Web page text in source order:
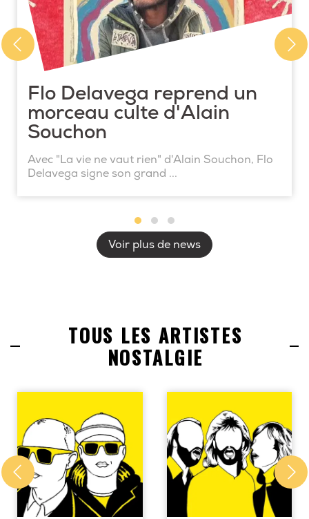
Flo Delavega reprend un
morceau culte d'Alain
Souchon
Avec "La vie ne vaut rien" d'Alain Souchon, Flo
Delavega signe son grand ...
Voir plus de news
TOUS LES ARTISTES
NOSTALGIE